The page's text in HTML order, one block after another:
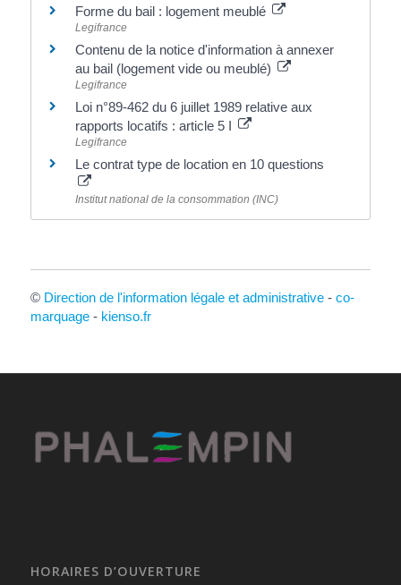
Forme du bail : logement meublé
Legifrance
Contenu de la notice d'information à annexer
au bail (logement vide ou meublé)
Legifrance
Loi n°89-462 du 6 juillet 1989 relative aux
rapports locatifs : article 5 I
Legifrance
Le contrat type de location en 10 questions
Institut national de la consommation (INC)
© Direction de l'information légale et administrative- co-
marquage- kienso.fr
HORAIRES D’OUVERTURE